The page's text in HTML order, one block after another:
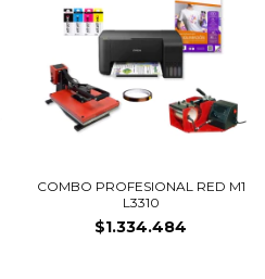
COMBO PROFESIONAL RED M1
L3310
$1.334.484